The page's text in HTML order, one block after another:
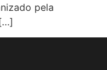
pela